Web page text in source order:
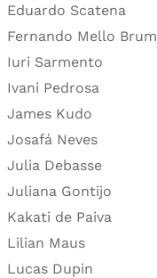
Eduardo Scatena
Fernando Mello Brum
Iuri Sarmento
Ivani Pedrosa
James Kudo
Josafá Neves
Julia Debasse
Juliana Gontijo
Kakati de Paiva
Lilian Maus
Lucas Dupin